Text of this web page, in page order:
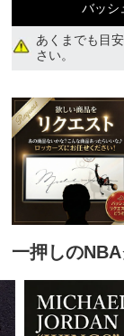
バッシ
あくまでも目
さい。
一押しの
2XL
9,270円(税込)